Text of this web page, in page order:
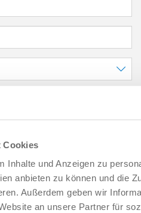
Cookies
Inhalte und Anzeigen zu
anbieten zu können und die
Außerdem geben wir
an unsere Partner für